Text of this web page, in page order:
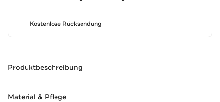
Kostenlose Rücksendung
Produktbeschreibung
Material & Pflege